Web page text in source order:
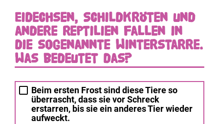
Eidechsen, Schildkröten und
andere Reptilien fallen in
die sogenannte Winterstarre.
Was bedeutet das?
Beim ersten Frost sind diese Tiere so
überrascht, dass sie vor Schreck
erstarren, bis sie ein anderes Tier wieder
aufweckt.